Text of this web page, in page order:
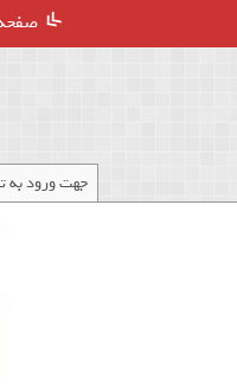
جهت ورود به